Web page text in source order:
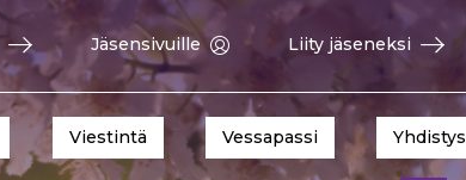
Jäsensivuille Liity jäseneksi
Viestintä Vessapassi Yhdistys